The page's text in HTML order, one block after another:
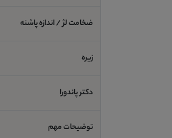
ضخامت لژ / اندازه پاشنه
زیره
دکتر پاندورا
توضیحات مهم